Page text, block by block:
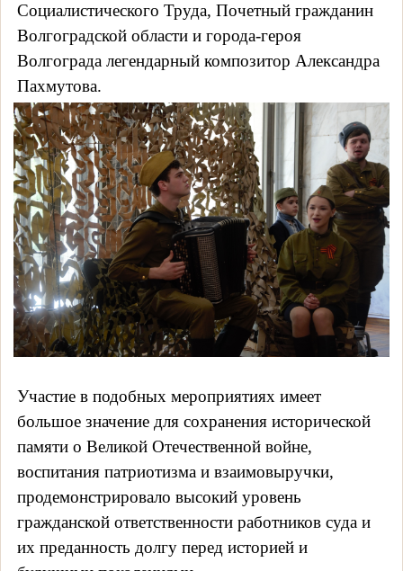
Социалистического Труда, Почетный гражданин
Волгоградской области и города-героя
Волгограда легендарный композитор Александра
Пахмутова.
Участие в подобных мероприятиях имеет
большое значение для сохранения исторической
памяти о Великой Отечественной войне,
воспитания патриотизма и взаимовыручки,
продемонстрировало высокий уровень
гражданской ответственности работников суда и
их преданность долгу перед историей и